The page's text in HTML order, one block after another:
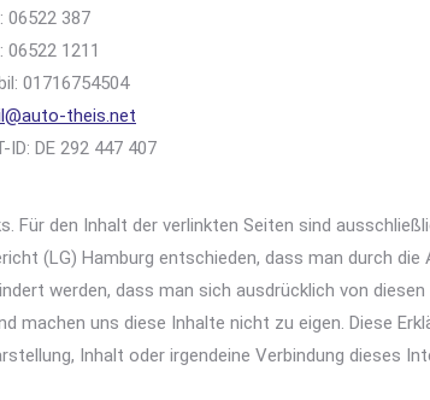
06522 387
06522 1211
01716754504
theis.net
ID: DE 292 447 407
den Inhalt der verlinkten Seiten sind
(LG) Hamburg entschieden, dass man durch die
werden, dass man sich ausdrücklich von
machen uns diese Inhalte nicht zu eigen. Diese
Inhalt oder irgendeine Verbindung dieses